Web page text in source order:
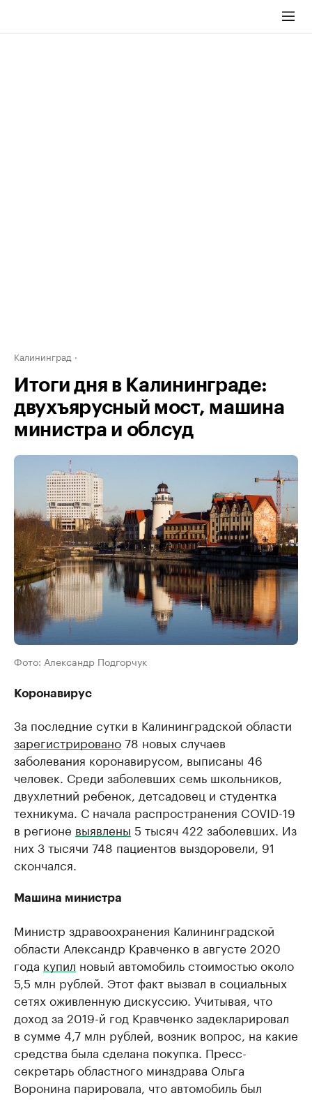
Калининград
Итоги дня в Калининграде:
двухъярусный мост, машина
министра и облсуд
Фото: Александр Подгорчук
Коронавирус
За последние сутки в Калининградской области
зарегистрировано78 новых случаев
заболевания коронавирусом, выписаны 46
человек. Среди заболевших семь школьников,
двухлетний ребенок, детсадовец и студентка
техникума. С начала распространения COVID-19
в регионе выявлены 5 тысяч 422 заболевших. Из
них 3 тысячи 748 пациентов выздоровели, 91
скончался.
Машина министра
Министр здравоохранения Калининградской
области Александр Кравченко в августе 2020
года купил новый автомобиль стоимостью около
5,5 млн рублей. Этот факт вызвал в социальных
сетях оживленную дискуссию. Учитывая, что
доход за 2019-й год Кравченко задекларировал
в сумме 4,7 млн рублей, возник вопрос, на какие
средства была сделана покупка. Пресс-
секретарь областного минздрава Ольга
Воронина парировала, что автомобиль был